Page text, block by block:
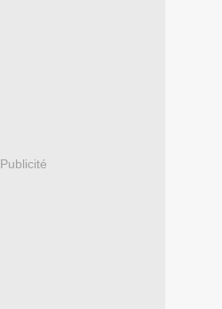
Publicité